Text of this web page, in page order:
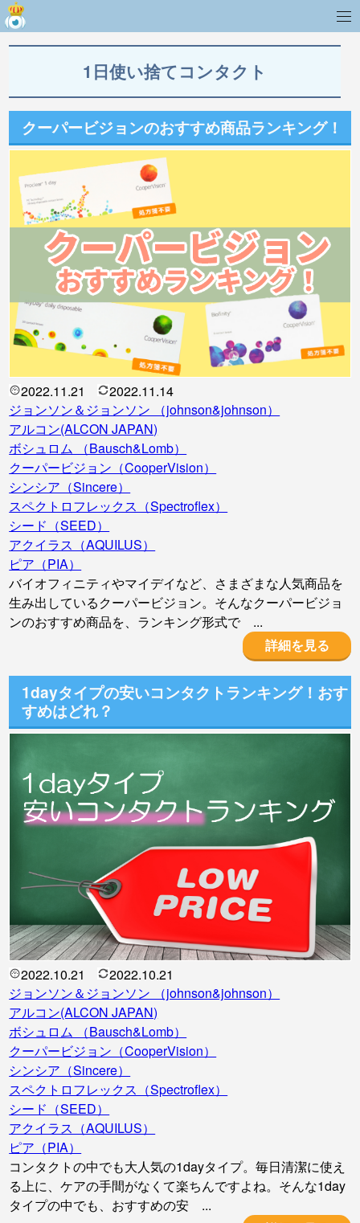
1日使い捨てコンタクト
クーパービジョンのおすすめ商品ランキング！
2022.11.21
2022.11.14
ジョンソン＆ジョンソン （johnson&johnson）
アルコン(ALCON JAPAN)
ボシュロム （Bausch&Lomb）
クーパービジョン（CooperVision）
シンシア（Sincere）
スペクトロフレックス（Spectroflex）
シード（SEED）
アクイラス（AQUILUS）
ピア（PIA）
バイオフィニティやマイデイなど、さまざまな人気商品を
生み出しているクーパービジョン。そんなクーパービジョ
ンのおすすめ商品を、ランキング形式で ...
詳細を見る
1dayタイプの安いコンタクトランキング！おす
すめはどれ？
2022.10.21
2022.10.21
ジョンソン＆ジョンソン （johnson&johnson）
アルコン(ALCON JAPAN)
ボシュロム （Bausch&Lomb）
クーパービジョン（CooperVision）
シンシア（Sincere）
スペクトロフレックス（Spectroflex）
シード（SEED）
アクイラス（AQUILUS）
ピア（PIA）
コンタクトの中でも大人気の1dayタイプ。毎日清潔に使え
る上に、ケアの手間がなくて楽ちんですよね。そんな1day
タイプの中でも、おすすめの安 ...